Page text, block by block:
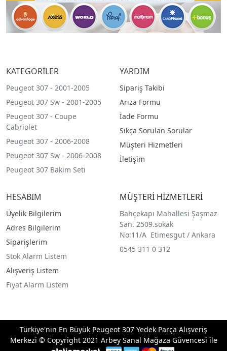
KATEGORİLER
Peugeot 307 - 2001-2005
Peugeot 307 Sw - 2001-2005
Peugeot 307 - Coupe
Cabriolet
Peugeot 307 - 2006-2008
Peugeot 307 Sw - 2006-2008
Peugeot 307 Bakim Seti
YARDIM
Sipariş Takibi
Arıza Formu
İade Formu
Sıkça Sorulan Sorular
Müşteri Hizmetleri
İletişim
HESABIM
Üyelik Bilgilerim
Adres Bilgilerim
Siparişlerim
Stok Alarm Listem
Alışveriş Listem
Fiyat Alarm Listem
MÜŞTERİ HİZMETLERİ
Bahçekapı Mahallesi Şaşmaz
San. 2509.sokak
No:11/A Etimesgut / Ankara
0545 311 0 312
Türkiye'nin En Büyük Peugeot 307 Yedek Parça Alışveriş
Merkezi © Copyright 2021 Arbey Sanal Mağaza Güvencesi ile